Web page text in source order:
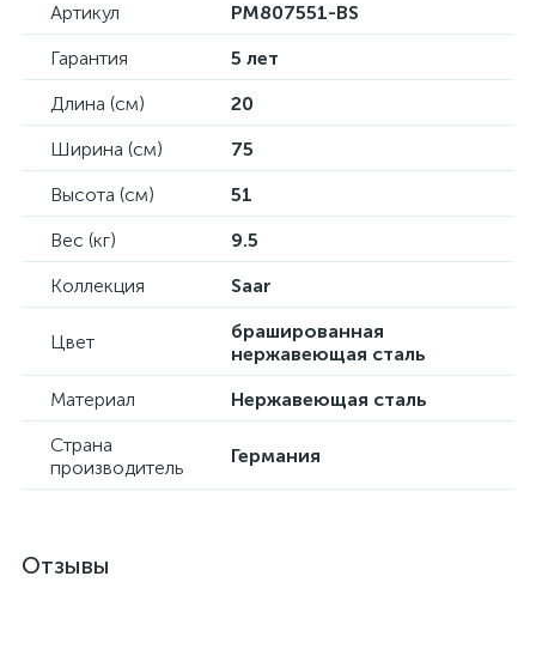
Артикул
PM807551-BS
Гарантия
5 лет
Длина (см)
20
Ширина (см)
75
Высота (см)
51
Вес (кг)
9.5
Коллекция
Saar
Цвет
брашированная
нержавеющая сталь
Материал
Нержавеющая сталь
Страна
производитель
Германия
Отзывы